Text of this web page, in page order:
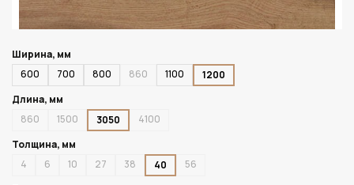
Ширина, мм
600
700 800 860 1100
1200
Длина, мм
860
1500 3050
4100
Толщина, мм
4
6 10 27 38 40
56